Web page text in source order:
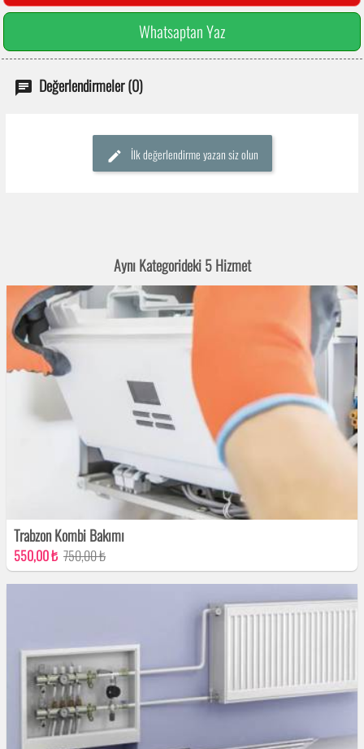
Whatsaptan Yaz
Değerlendirmeler (0)
İlk değerlendirme yazan siz olun
Aynı Kategorideki 5 Hizmet
Trabzon Kombi Bakımı
550,00 ₺ 750,00 ₺